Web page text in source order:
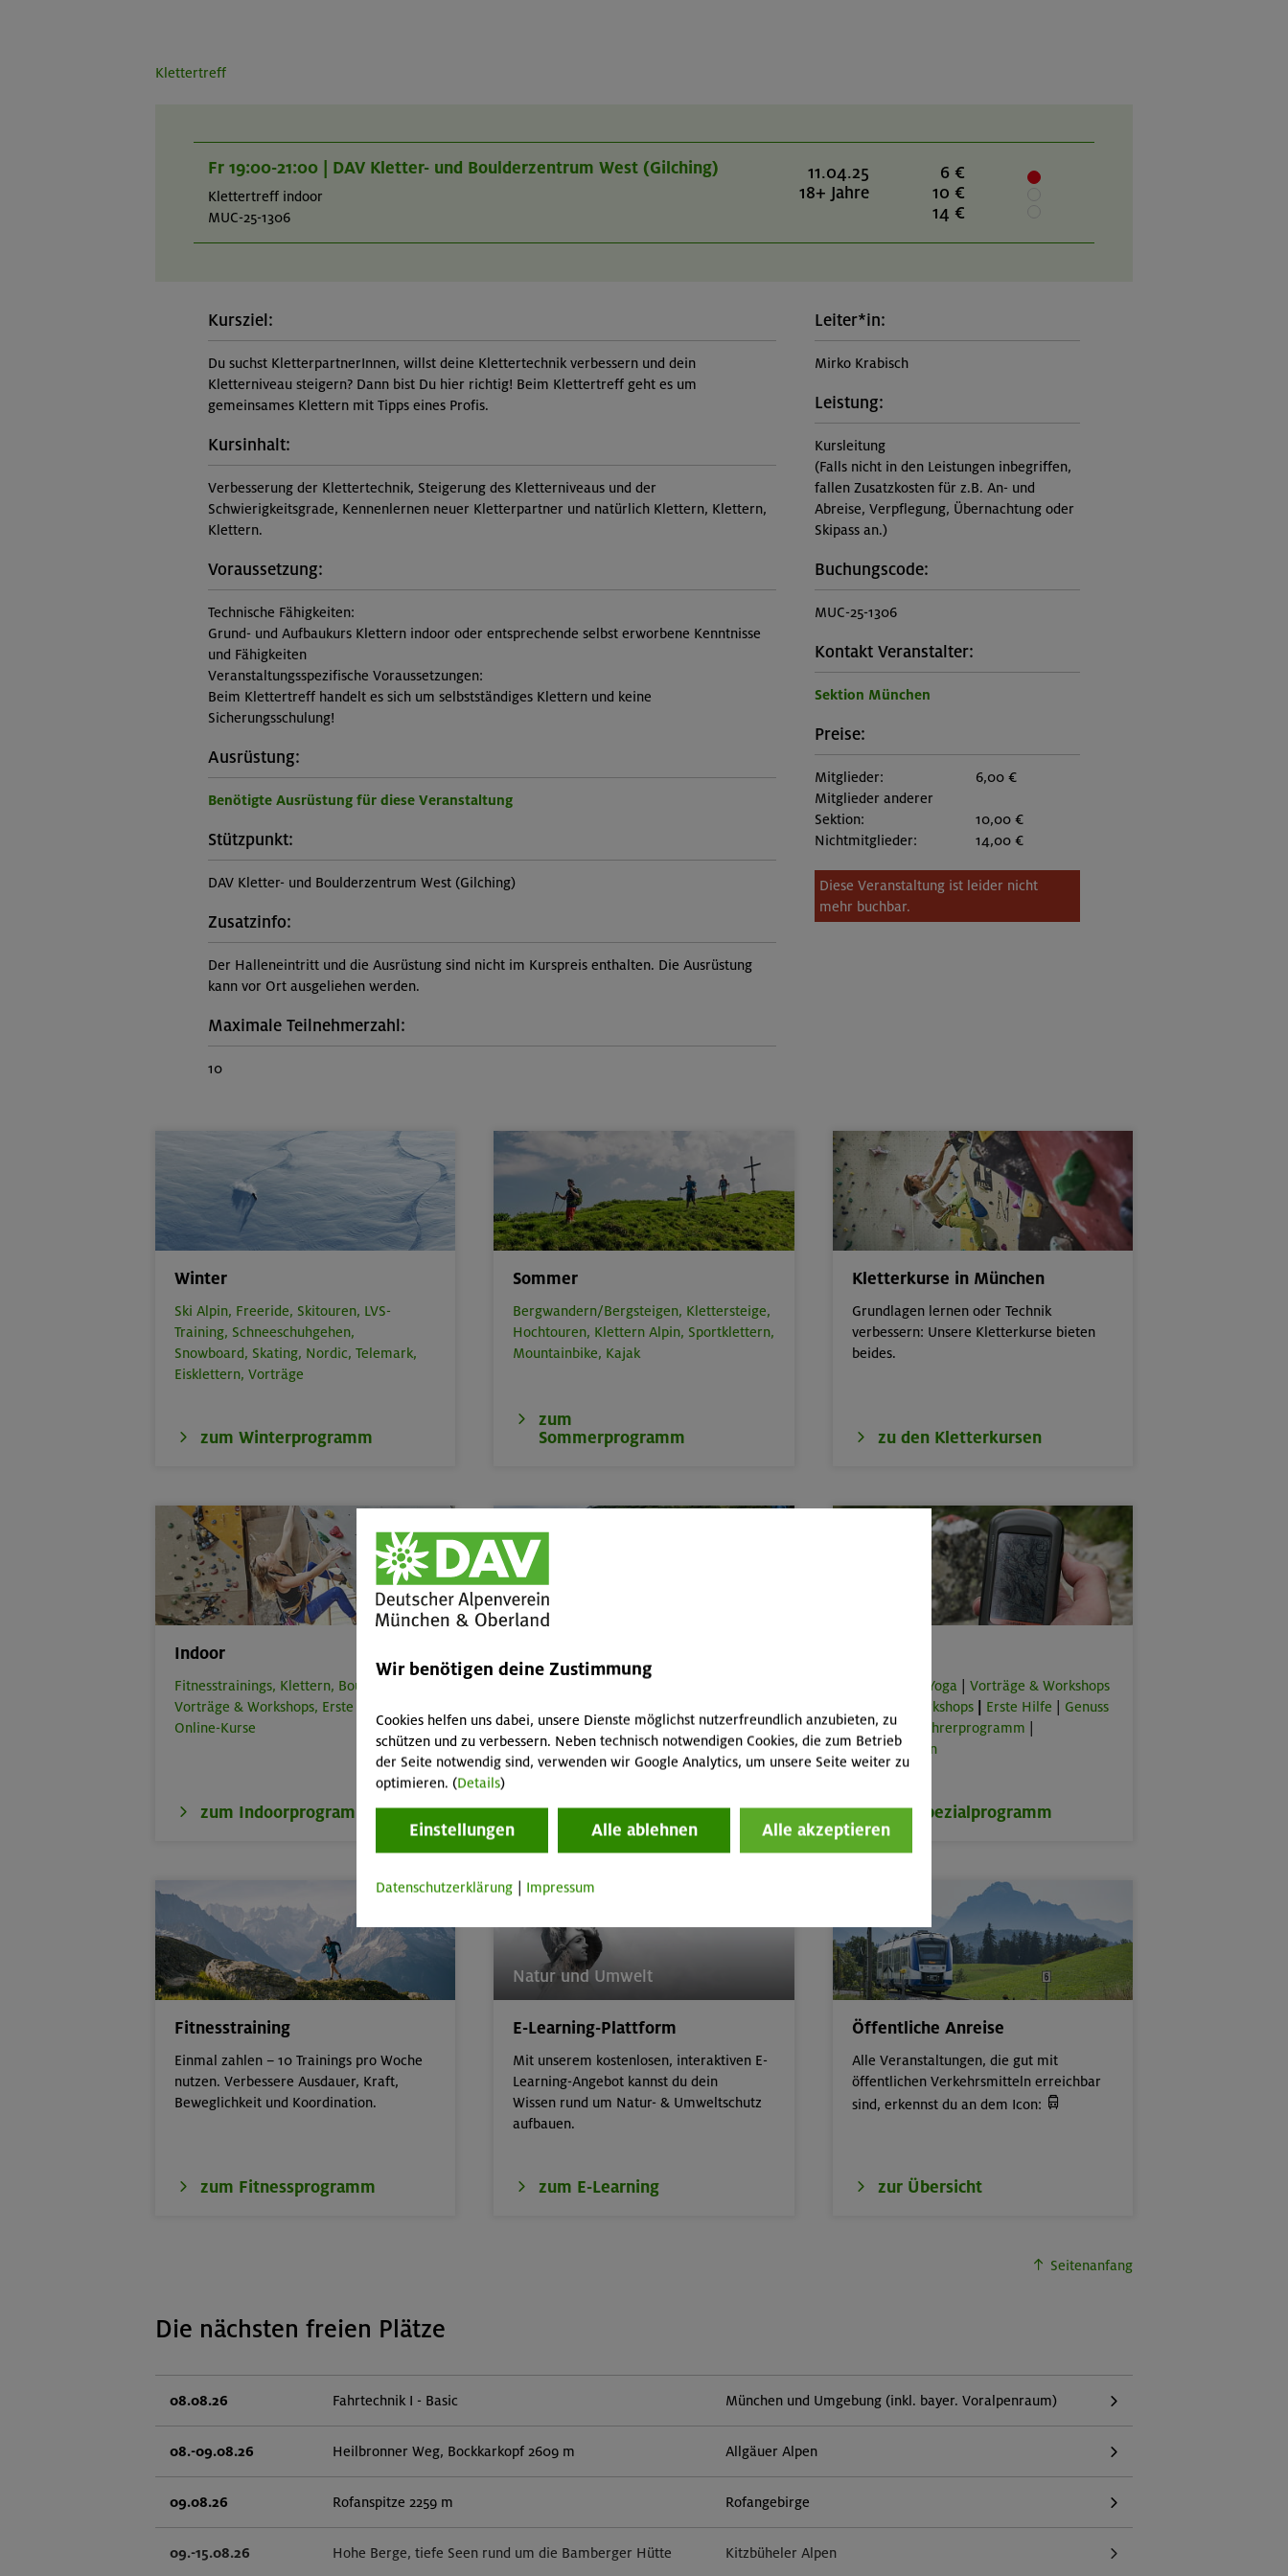
Klettertreff
Fr 19:00-21:00 | DAV Kletter- und Boulderzentrum West (Gilching)
Klettertreff indoor
MUC-25-1306
11.04.25
18+ Jahre
6 €
10 €
14 €
Kursziel:
Du suchst KletterpartnerInnen, willst deine Klettertechnik verbessern und dein
Kletterniveau steigern? Dann bist Du hier richtig! Beim Klettertreff geht es um
gemeinsames Klettern mit Tipps eines Profis.
Kursinhalt:
Verbesserung der Klettertechnik, Steigerung des Kletterniveaus und der
Schwierigkeitsgrade, Kennenlernen neuer Kletterpartner und natürlich Klettern, Klettern,
Klettern.
Voraussetzung:
Technische Fähigkeiten:
Grund- und Aufbaukurs Klettern indoor oder entsprechende selbst erworbene Kenntnisse
und Fähigkeiten
Veranstaltungsspezifische Voraussetzungen:
Beim Klettertreff handelt es sich um selbstständiges Klettern und keine
Sicherungsschulung!
Ausrüstung:
Benötigte Ausrüstung für diese Veranstaltung
Stützpunkt:
DAV Kletter- und Boulderzentrum West (Gilching)
Zusatzinfo:
Der Halleneintritt und die Ausrüstung sind nicht im Kurspreis enthalten. Die Ausrüstung
kann vor Ort ausgeliehen werden.
Maximale Teilnehmerzahl:
10
Leiter*in:
Mirko Krabisch
Leistung:
Kursleitung
(Falls nicht in den Leistungen inbegriffen,
fallen Zusatzkosten für z.B. An- und
Abreise, Verpflegung, Übernachtung oder
Skipass an.)
Buchungscode:
MUC-25-1306
Kontakt Veranstalter:
Sektion München
Preise:
Mitglieder:
6,00 €
Mitglieder anderer
Sektion:
10,00 €
Nichtmitglieder:
14,00 €
Diese Veranstaltung ist leider nicht
mehr buchbar.
Winter
Ski Alpin, Freeride, Skitouren, LVS-
Training, Schneeschuhgehen,
Snowboard, Skating, Nordic, Telemark,
Eisklettern, Vorträge
zum Winterprogramm
Sommer
Bergwandern/Bergsteigen, Klettersteige,
Hochtouren, Klettern Alpin, Sportklettern,
Mountainbike, Kajak
zum
Sommerprogramm
Kletterkurse in München
Grundlagen lernen oder Technik
verbessern: Unsere Kletterkurse bieten
beides.
zu den Kletterkursen
Indoor
Fitnesstrainings, Klettern, Bouldern,
Vorträge & Workshops, Erste Hilfe,
Online-Kurse
zum Indoorprogramm
17, Familienkurse, -touren und -freizeiten
Kinder/Jugendprogramm
Workouts & Yoga
Vorträge & Workshops
Online-Workshops Erste Hilfe
Genuss
Plus|Bergführerprogramm
Arbeitstouren
zum Spezialprogramm
Fitnesstraining
Einmal zahlen – 10 Trainings pro Woche
nutzen. Verbessere Ausdauer, Kraft,
Beweglichkeit und Koordination.
zum Fitnessprogramm
Natur und Umwelt
E-Learning-Plattform
Mit unserem kostenlosen, interaktiven E-
Learning-Angebot kannst du dein
Wissen rund um Natur- & Umweltschutz
aufbauen.
zum E-Learning
Öffentliche Anreise
Alle Veranstaltungen, die gut mit
öffentlichen Verkehrsmitteln erreichbar
sind, erkennst du an dem Icon: 
zur Übersicht
Seitenanfang
Die nächsten freien Plätze
08.08.26 Fahrtechnik I - Basic München und Umgebung (inkl. bayer. Voralpenraum)
08.-09.08.26 Heilbronner Weg, Bockkarkopf 2609 m Allgäuer Alpen
09.08.26 Rofanspitze 2259 m Rofangebirge
09.-15.08.26 Hohe Berge, tiefe Seen rund um die Bamberger Hütte Kitzbüheler Alpen
Wir benötigen deine Zustimmung
Cookies helfen uns dabei, unsere Dienste möglichst nutzerfreundlich anzubieten, zu
schützen und zu verbessern. Neben technisch notwendigen Cookies, die zum Betrieb
der Seite notwendig sind, verwenden wir Google Analytics, um unsere Seite weiter zu
optimieren. (Details)
Einstellungen Alle ablehnen Alle akzeptieren
Datenschutzerklärung Impressum